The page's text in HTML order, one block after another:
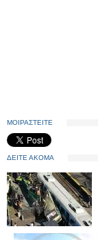
ΜΟΙΡΑΣΤΕΙΤΕ
ΔΕΙΤΕ ΑΚΟΜΑ